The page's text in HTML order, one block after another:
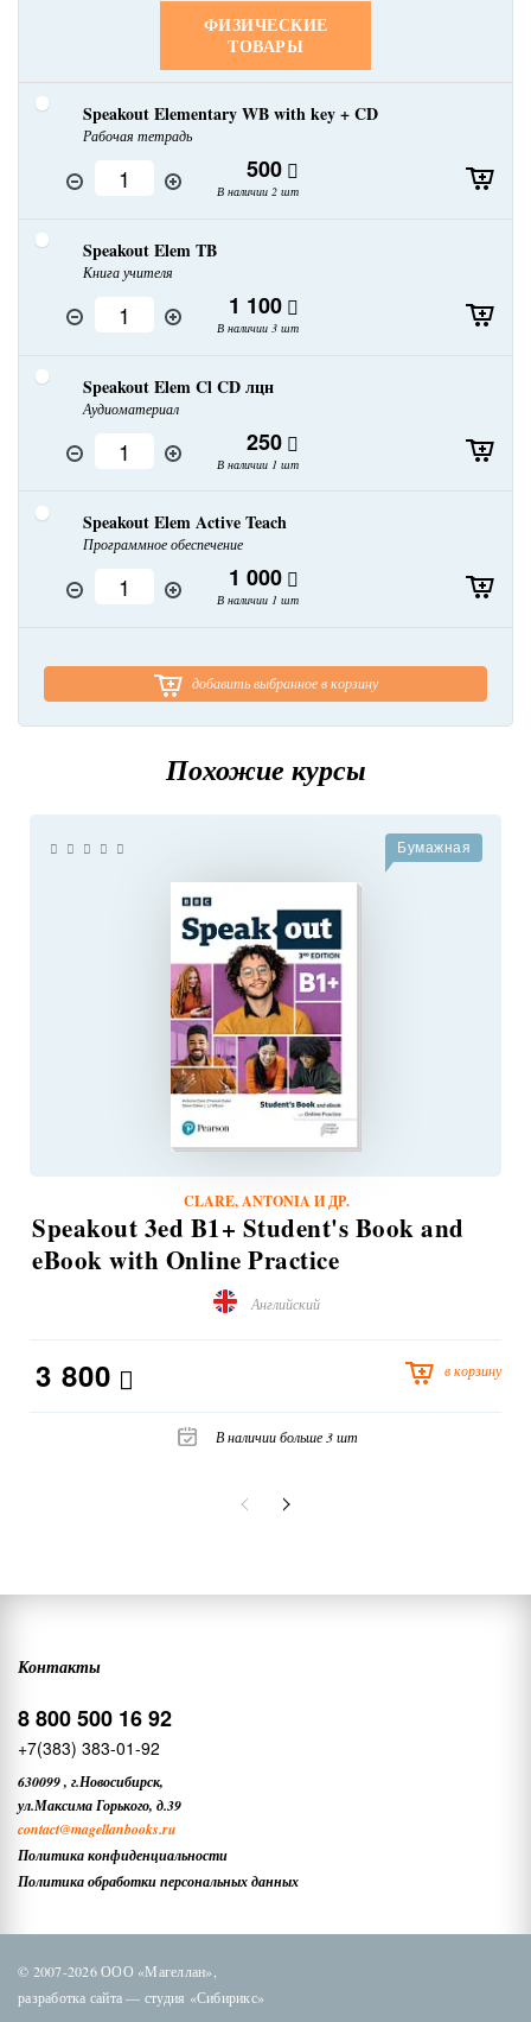
ФИЗИЧЕСКИЕ
ТОВАРЫ
Speakout Elementary WB with key + CD
Рабочая тетрадь
500
В наличии 2 шт
Speakout Elem TB
Книга учителя
1 100
В наличии 3 шт
Speakout Elem Cl CD лцн
Аудиоматериал
250
В наличии 1 шт
Speakout Elem Active Teach
Программное обеспечение
1 000
В наличии 1 шт
добавить выбранное в корзину
Похожие курсы
Бумажная
CLARE, ANTONIA И ДР.
Speakout 3ed B1+ Student's Book and
eBook with Online Practice
Английский
3 800 в корзину
В наличии больше 3 шт
Контакты
8 800 500 16 92
+7(383) 383-01-92
630099, г.Новосибирск,
ул.Максима Горького, д.39
contact@magellanbooks.ru
Политика конфиденциальности
Политика обработки персональных данных
© 2007-2026 ООО «Магеллан»,
разработка сайта — студия «Сибирикс»